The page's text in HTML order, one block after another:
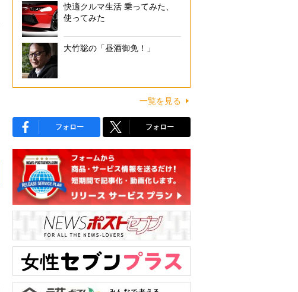
快適クルマ生活 乗ってみた、
使ってみた
大竹聡の「昼酒御免！」
一覧を見る
フォロー フォロー